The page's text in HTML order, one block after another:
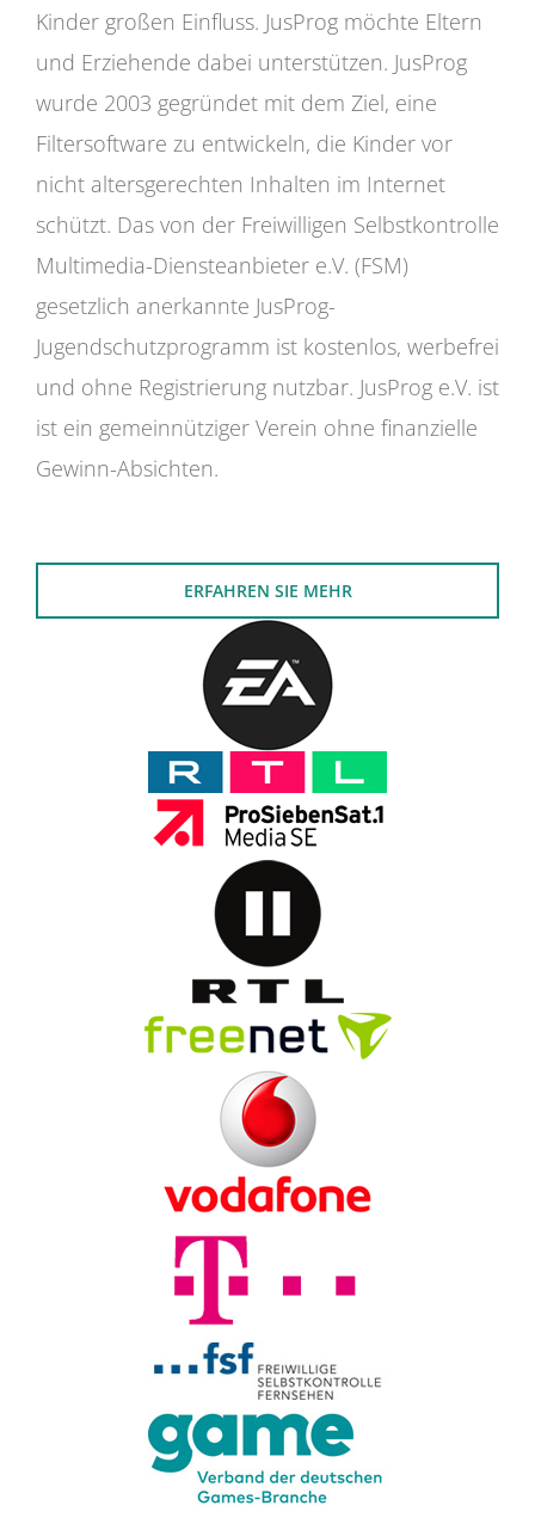
Kinder großen Einfluss. JusProg möchte Eltern
und Erziehende dabei unterstützen. JusProg
wurde 2003 gegründet mit dem Ziel, eine
Filtersoftware zu entwickeln, die Kinder vor
nicht altersgerechten Inhalten im Internet
schützt. Das von der Freiwilligen Selbstkontrolle
Multimedia-Diensteanbieter e.V. (FSM)
gesetzlich anerkannte JusProg-
Jugendschutzprogramm ist kostenlos, werbefrei
und ohne Registrierung nutzbar. JusProg e.V. ist
ist ein gemeinnütziger Verein ohne finanzielle
Gewinn-Absichten.
ERFAHREN SIE MEHR